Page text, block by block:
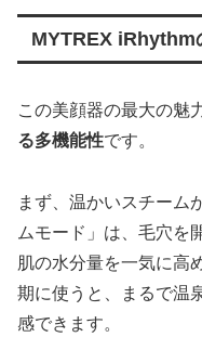
MYTREX iRhythm
この美顔器の最大の魅
る多機能性です。
まず、温かいスチーム
ムモード」は、毛穴を
肌の水分量を一気に高
期に使うと、まるで温
感できます。